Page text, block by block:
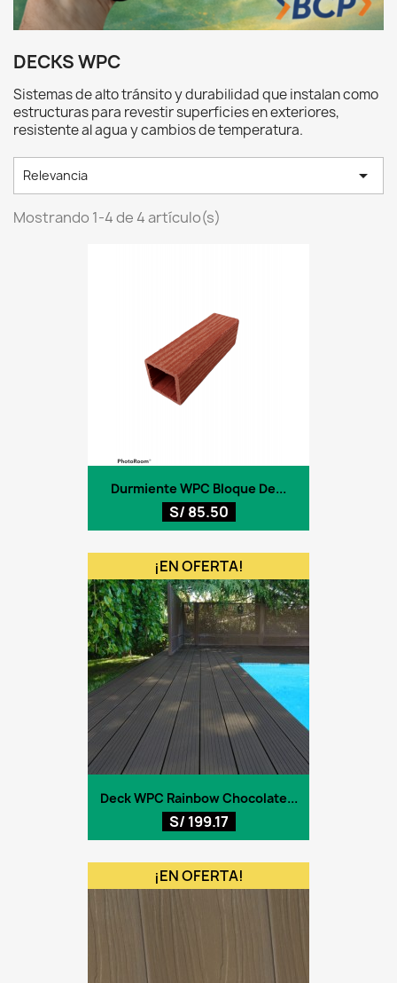
DECKS WPC
Sistemas de alto tránsito y durabilidad que instalan como
estructuras para revestir superficies en exteriores,
resistente al agua y cambios de temperatura.
Relevancia 
Mostrando 1-4 de 4 artículo(s)
Durmiente WPC Bloque De...
S/ 85.50
Deck WPC Rainbow Chocolate...
S/ 199.17
¡EN OFERTA!
¡EN OFERTA!